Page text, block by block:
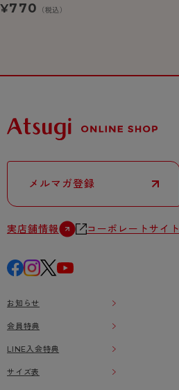
¥770 （税込）
メルマガ登録
実店舗情報 コーポレートサイト
お知らせ
会員特典
LINE入会特典
サイズ表